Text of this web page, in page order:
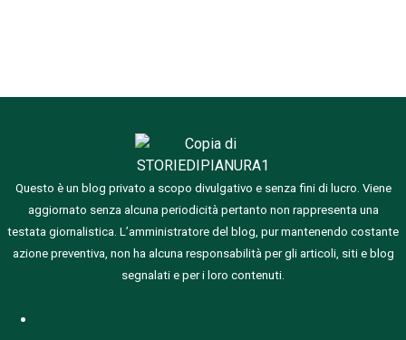
Questo è un blog privato a scopo divulgativo e senza fini di lucro. Viene
aggiornato senza alcuna periodicità pertanto non rappresenta una
testata giornalistica. L’amministratore del blog, pur mantenendo costante
azione preventiva, non ha alcuna responsabilità per gli articoli, siti e blog
segnalati e per i loro contenuti.